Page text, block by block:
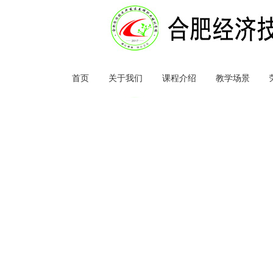
首页 关于我们 课程介绍 教学场景